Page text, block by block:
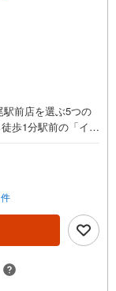
駅前店を選ぶ5つの
歩1分駅前の「イト
完備してます。3.
ペースをぜひご覧
ご用意してます。
間:10時～20時ま
。5.提携FPへの無
イナンシャルプラ
す。当店には宅地